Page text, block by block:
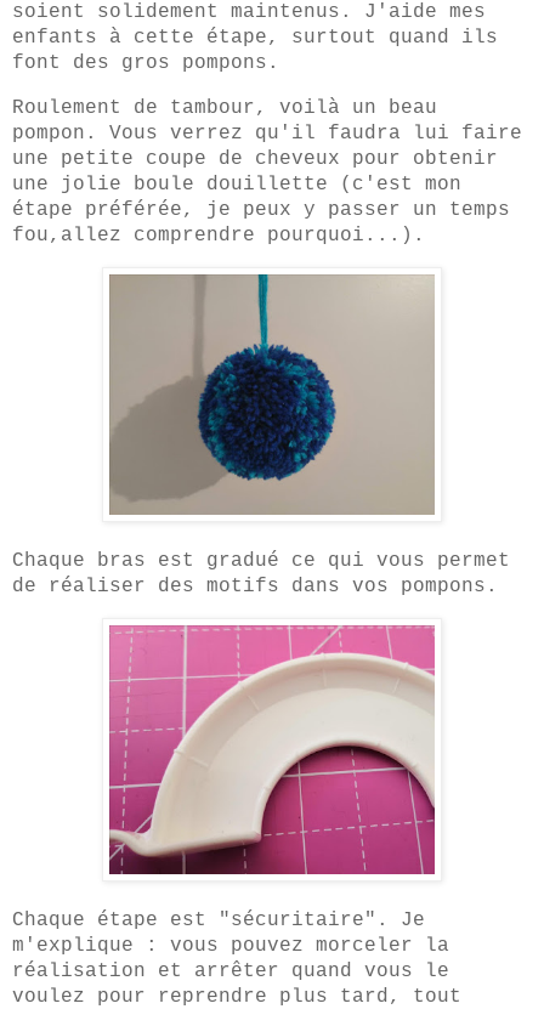
soient solidement maintenus. J'aide mes
enfants à cette étape, surtout quand ils
font des gros pompons.
Roulement de tambour, voilà un beau
pompon. Vous verrez qu'il faudra lui faire
une petite coupe de cheveux pour obtenir
une jolie boule douillette (c'est mon
étape préférée, je peux y passer un temps
fou,allez comprendre pourquoi...).
Chaque bras est gradué ce qui vous permet
de réaliser des motifs dans vos pompons.
Chaque étape est "sécuritaire". Je
m'explique : vous pouvez morceler la
réalisation et arrêter quand vous le
voulez pour reprendre plus tard, tout